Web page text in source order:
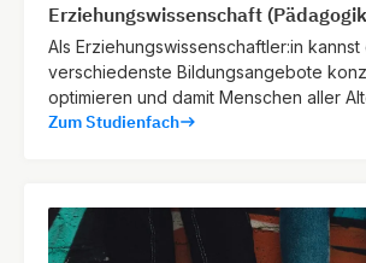
Erziehungswissenschaft
Als Erziehungswissenschaftler:in kannst
verschiedenste Bildungsangebote
optimieren und damit Menschen aller
ihrer persönlichen Weiterentwicklung
Zum Studienfach